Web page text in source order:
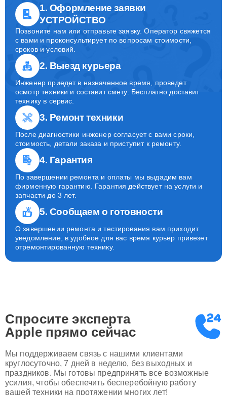
1. Оформление заявки
УСТРОЙСТВО
Позвоните нам или отправьте заявку. Оператор свяжется
с вами и проконсультирует по вопросам стоимости,
сроков и условий.
2. Выезд курьера
Инженер приедет в назначенное время, проведет
осмотр техники и составит смету. Бесплатно доставит
технику в сервис.
3. Ремонт техники
После диагностики инженер согласует с вами сроки,
стоимость, детали заказа и приступит к ремонту.
4. Гарантия
По завершении ремонта и оплаты мы выдадим вам
фирменную гарантию. Гарантия действует на услуги и
запчасти до 3 лет.
5. Сообщаем о готовности
О завершении ремонта и тестирования вам приходит
уведомление, в удобное для вас время курьер привезет
отремонтированную технику.
Спросите эксперта
Apple прямо сейчас
Мы поддерживаем связь с нашими клиентами
круглосуточно, 7 дней в неделю, без выходных и
праздников. Мы готовы предпринять все возможные
усилия, чтобы обеспечить бесперебойную работу
вашей техники на протяжении многих лет!